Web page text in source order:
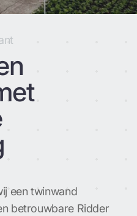
een twinwand
betrouwbare Ridder